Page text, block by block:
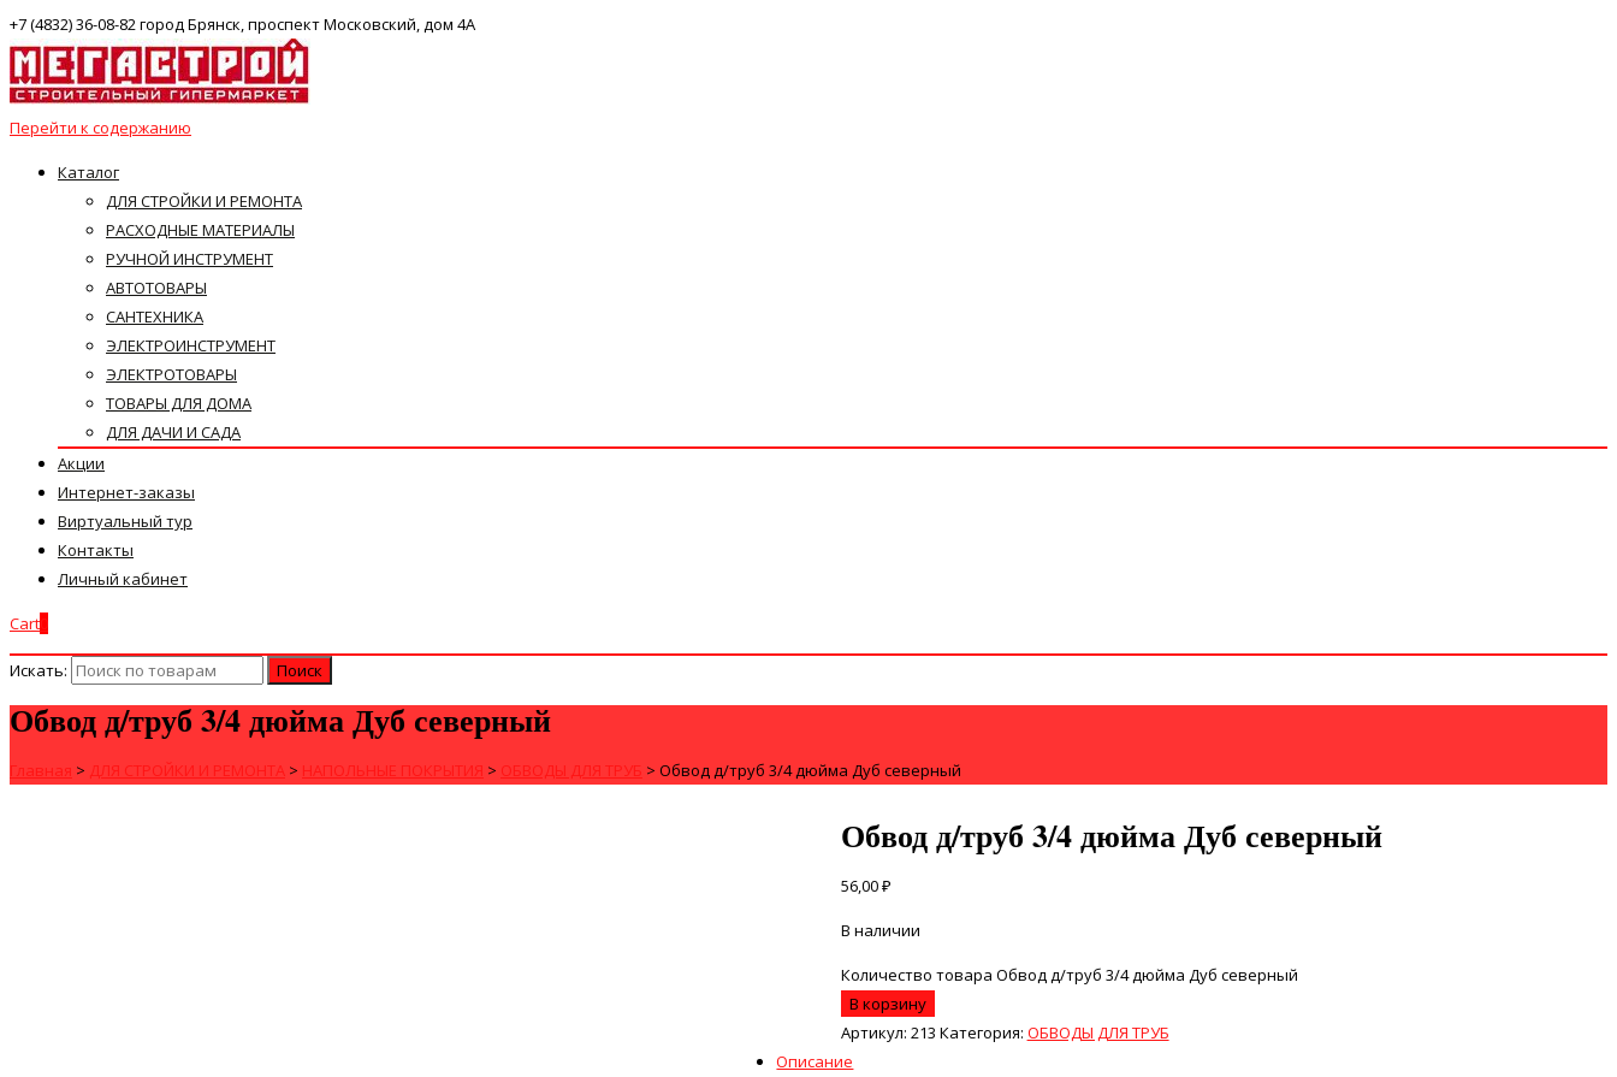
+7 (4832) 36-08-82 город Брянск, проспект Московский, дом 4А
Перейти к содержанию
Каталог
ДЛЯ СТРОЙКИ И РЕМОНТА
РАСХОДНЫЕ МАТЕРИАЛЫ
РУЧНОЙ ИНСТРУМЕНТ
АВТОТОВАРЫ
САНТЕХНИКА
ЭЛЕКТРОИНСТРУМЕНТ
ЭЛЕКТРОТОВАРЫ
ТОВАРЫ ДЛЯ ДОМА
ДЛЯ ДАЧИ И САДА
Акции
Интернет-заказы
Виртуальный тур
Контакты
Личный кабинет
Cart
Искать:
Обвод д/труб 3/4 дюйма Дуб северный
Главная > ДЛЯ СТРОЙКИ И РЕМОНТА > НАПОЛЬНЫЕ ПОКРЫТИЯ > ОБВОДЫ ДЛЯ ТРУБ > Обвод д/труб 3/4 дюйма Дуб северный
Обвод д/труб 3/4 дюйма Дуб северный
56,00₽
В наличии
Количество товара Обвод д/труб 3/4 дюйма Дуб северный
В корзину
Артикул: 213 Категория: ОБВОДЫ ДЛЯ ТРУБ
Описание